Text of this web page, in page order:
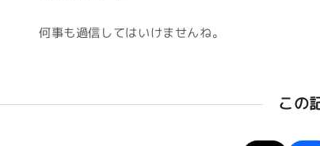
何事も過信してはいけませんね。
この